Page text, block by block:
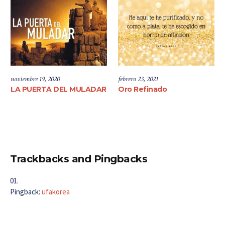
noviembre 19, 2020
LA PUERTA DEL MULADAR
febrero 23, 2021
Oro Refinado
Trackbacks and Pingbacks
Pingback: ufakorea